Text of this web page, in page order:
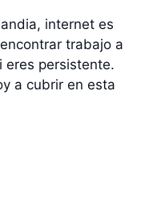
internet es
trabajo a
eres persistente.
a cubrir en esta